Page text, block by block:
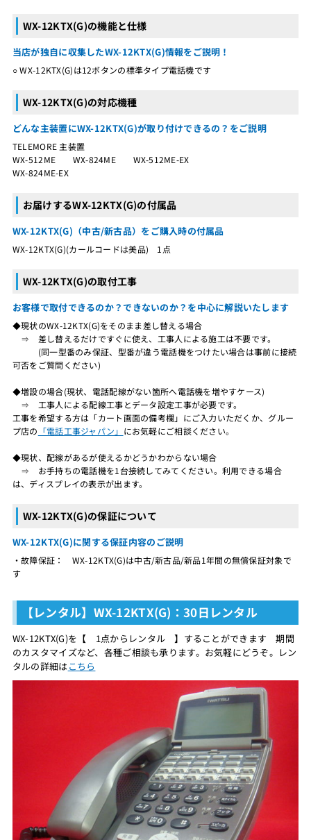
WX-12KTX(G)の機能と仕様
当店が独自に収集したWX-12KTX(G)情報をご説明！
○ WX-12KTX(G)は12ボタンの標準タイプ電話機です
WX-12KTX(G)の対応機種
どんな主装置にWX-12KTX(G)が取り付けできるの？をご説明
TELEMORE 主装置
WX-512ME WX-824ME WX-512ME-EX
WX-824ME-EX
お届けするWX-12KTX(G)の付属品
WX-12KTX(G)（中古/新古品）をご購入時の付属品
WX-12KTX(G)(カールコードは美品) 1点
WX-12KTX(G)の取付工事
お客様で取付できるのか？できないのか？を中心に解説いたします
◆現状のWX-12KTX(G)をそのまま差し替える場合
⇒ 差し替えるだけですぐに使え、工事人による施工は不要です。
(同一型番のみ保証、型番が違う電話機をつけたい場合は事前に接続
可否をご質問ください)
◆増設の場合(現状、電話配線がない箇所へ電話機を増やすケース)
⇒ 工事人による配線工事とデータ設定工事が必要です。
工事を希望する方は「カート画面の備考欄」にご入力いただくか、グルー
プ店の 「電話工事ジャパン」 にお気軽にご相談ください。
◆現状、配線があるが使えるかどうかわからない場合
⇒ お手持ちの電話機を1台接続してみてください。利用できる場合
は、ディスプレイの表示が出ます。
WX-12KTX(G)の保証について
WX-12KTX(G)に関する保証内容のご説明
・故障保証： WX-12KTX(G)は中古/新古品/新品1年間の無償保証対象で
す
【レンタル】WX-12KTX(G)：30日レンタル
WX-12KTX(G)を【 1点からレンタル 】することができます 期間
のカスタマイズなど、各種ご相談も承ります。お気軽にどうぞ。レン
タルの詳細はこちら